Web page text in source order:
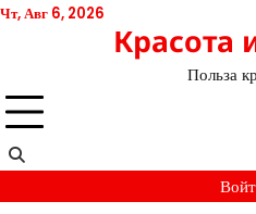
Перейти
Чт, Авг 6, 2026
Красота
Польза